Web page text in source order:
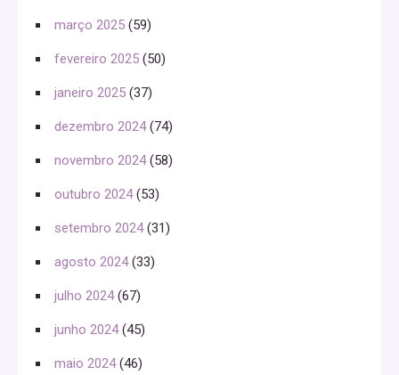
março 2025 (59)
fevereiro 2025 (50)
janeiro 2025 (37)
dezembro 2024(74)
novembro 2024(58)
outubro 2024(53)
setembro 2024(31)
agosto 2024(33)
julho 2024(67)
junho 2024(45)
maio 2024(46)